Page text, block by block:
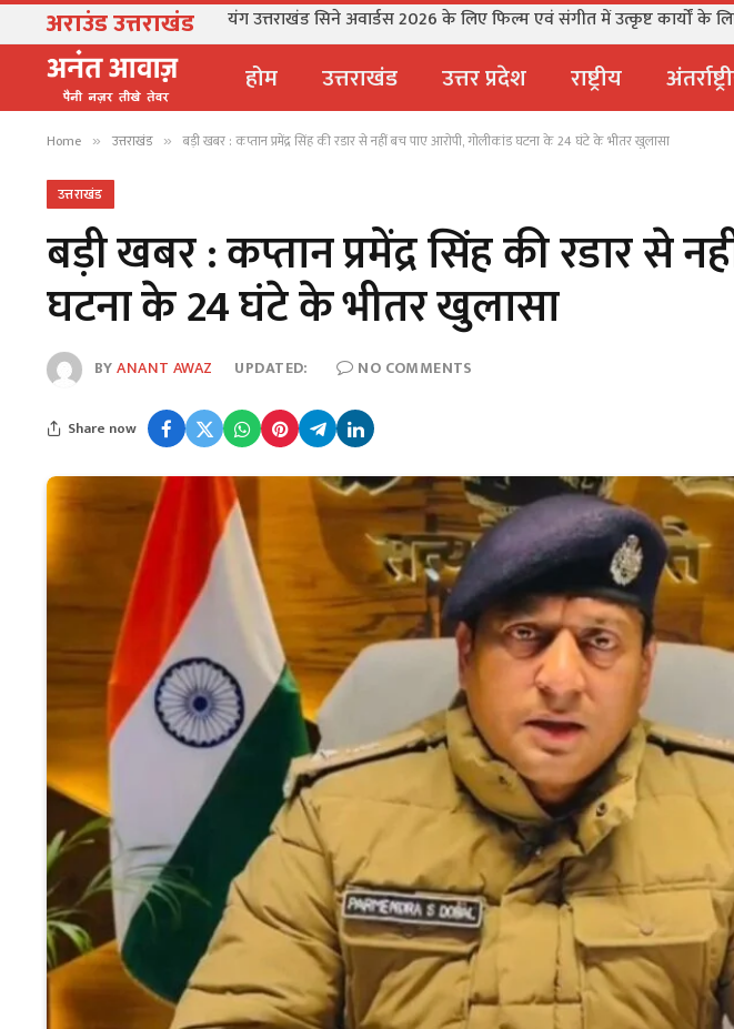
अराउंड उत्तराखंड यंग उत्तराखंड सिने अवार्डस 2026 के लिए फिल्म एवं संगीत में उत्कृष्ट कार्यों के
होम उत्तराखंड उत्तर प्रदेश राष्ट्रीय
Home » उत्तराखंड » बड़ी खबर : कप्तान प्रमेंद्र सिंह की रडार से नहीं बच पाए आरोपी, गोलीकांड घटना के 24 घंटे के भीतर खुलासा
उत्तराखंड
बड़ी खबर : कप्तान प्रमेंद्र सिंह की रडार से
घटना के 24 घंटे के भीतर खुलासा
BYANANT AWAZ UPDATED: NO COMMENTS
Share now